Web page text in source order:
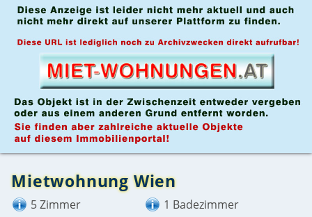
Mietwohnung Wien
5 Zimmer
1 Badezimmer